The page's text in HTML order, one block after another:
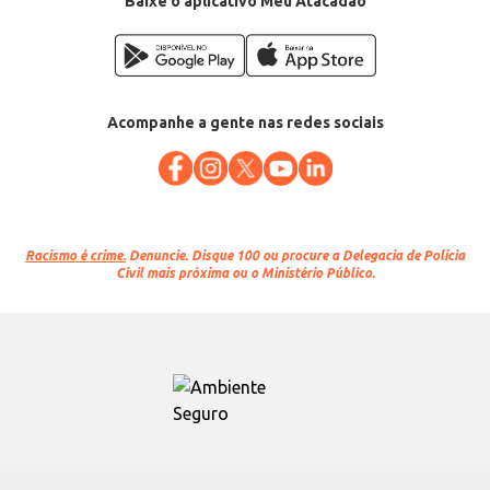
Acompanhe a gente nas redes sociais
Racismo é crime. Denuncie. Disque 100 ou procure a Delegacia de Polícia
Civil mais próxima ou o Ministério Público.